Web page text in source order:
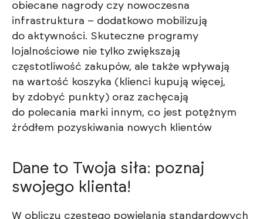
obiecane nagrody czy nowoczesna
infrastruktura – dodatkowo mobilizują
do aktywności. Skuteczne programy
lojalnościowe nie tylko zwiększają
częstotliwość zakupów, ale także wpływają
na wartość koszyka (klienci kupują więcej,
by zdobyć punkty) oraz zachęcają
do polecania marki innym, co jest potężnym
źródłem pozyskiwania nowych klientów
Dane to Twoja siła: poznaj
swojego klienta!
W obliczu częstego powielania standardowych